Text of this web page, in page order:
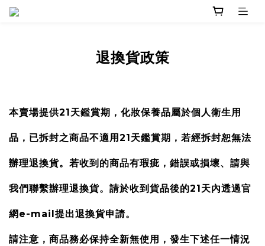
退換貨政策
本賣場提供21天鑑賞期， 化妝保養品屬於個人衛生用
品，已拆封之商品不適用21天鑑賞期 ，若經拆封恕無法
辦理退換貨。若收到的商品有瑕疵，錯誤或損壞、請與
我們聯繫辦理退換貨。請於收到貨品後的21天內透過官
網e-mail提出退換貨申請。
請注意，商品務必保持全新無使用，發生下述任一情況